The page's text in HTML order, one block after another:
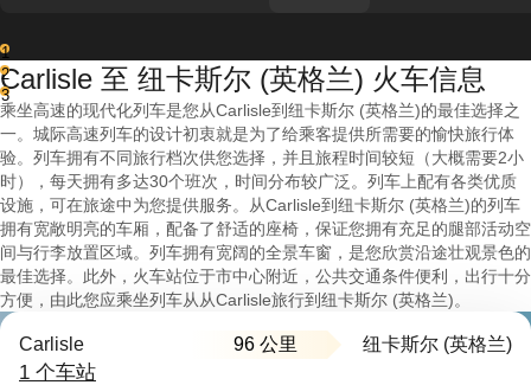
1
2
3
Carlisle 至 纽卡斯尔 (英格兰) 火车信息
乘坐高速的现代化列车是您从Carlisle到纽卡斯尔 (英格兰)的最佳选择之
一。城际高速列车的设计初衷就是为了给乘客提供所需要的愉快旅行体
验。列车拥有不同旅行档次供您选择，并且旅程时间较短（大概需要2小
时），每天拥有多达30个班次，时间分布较广泛。列车上配有各类优质
设施，可在旅途中为您提供服务。从Carlisle到纽卡斯尔 (英格兰)的列车
拥有宽敞明亮的车厢，配备了舒适的座椅，保证您拥有充足的腿部活动空
间与行李放置区域。列车拥有宽阔的全景车窗，是您欣赏沿途壮观景色的
最佳选择。此外，火车站位于市中心附近，公共交通条件便利，出行十分
方便，由此您应乘坐列车从从Carlisle旅行到纽卡斯尔 (英格兰)。
Carlisle 96 公里 纽卡斯尔 (英格兰)
1 个车站